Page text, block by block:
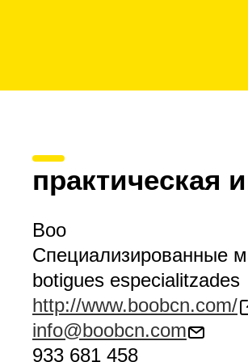
практическая
Boo
Специализированные
botigues especialitzades
http://www.boobcn.com/
info@boobcn.com
933 681 458